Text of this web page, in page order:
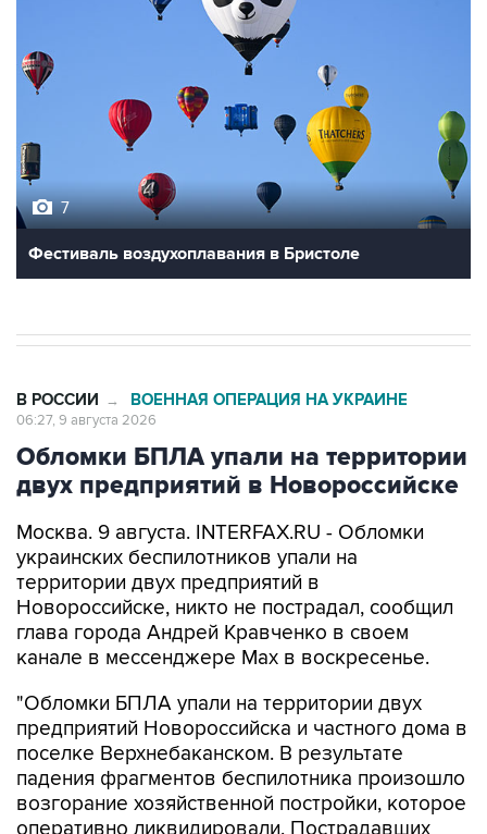
7
Фестиваль воздухоплавания в Бристоле
В РОССИИ → ВОЕННАЯ ОПЕРАЦИЯ НА УКРАИНЕ
06:27, 9 августа 2026
Обломки БПЛА упали на территории
двух предприятий в Новороссийске
Москва. 9 августа. INTERFAX.RU - Обломки
украинских беспилотников упали на
территории двух предприятий в
Новороссийске, никто не пострадал, сообщил
глава города Андрей Кравченко в своем
канале в мессенджере Max в воскресенье.
"Обломки БПЛА упали на территории двух
предприятий Новороссийска и частного дома в
поселке Верхнебаканском. В результате
падения фрагментов беспилотника произошло
возгорание хозяйственной постройки, которое